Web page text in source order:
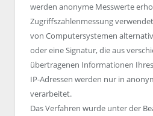
werden anonyme Messwerte
Zugriffszahlenmessung
von Computersystemen
oder eine Signatur, die aus
übertragenen Informationen
IP-Adressen werden nur in
verarbeitet.
Das Verfahren wurde unter der